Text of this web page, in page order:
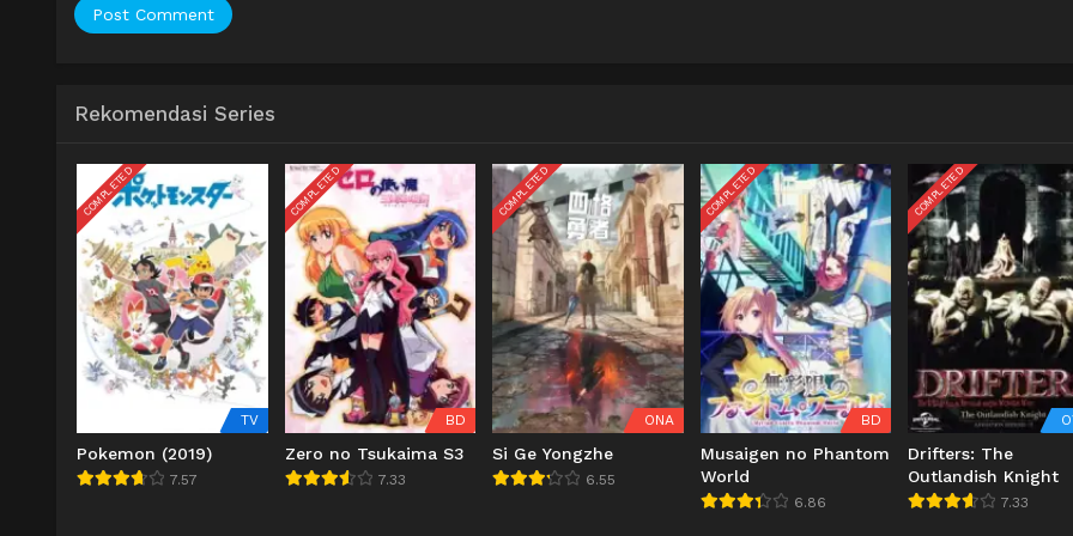
Rekomendasi Series
COMPLETED
TV
Pokemon (2019)
7.57
COMPLETED
BD
Zero no Tsukaima S3
7.33
COMPLETED
ONA
Si Ge Yongzhe
6.55
COMPLETED
BD
Musaigen no Phantom
World
6.86
COMPLETED
Drifters: The
Outlandish Knight
7.33